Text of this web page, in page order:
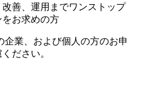
善、運用までワンストップ
をお求めの方
企業、および個人の方のお申
ださい。